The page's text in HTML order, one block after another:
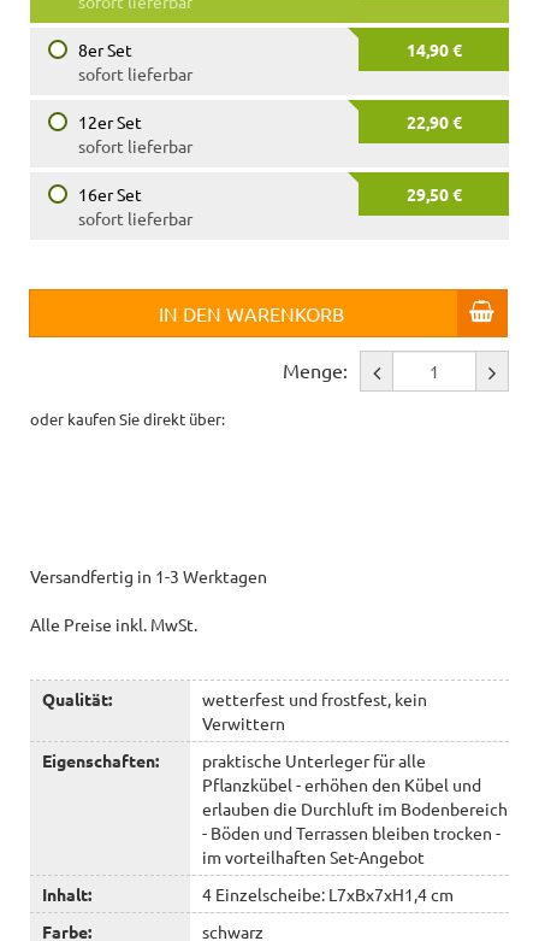
8er Set
14,90 €
sofort lieferbar
12er Set
22,90 €
sofort lieferbar
16er Set
29,50 €
sofort lieferbar
IN DEN WARENKORB
Menge:
oder kaufen Sie direkt über:
Versandfertig in 1-3 Werktagen
Alle Preise inkl. MwSt.
Qualität:
wetterfest und frostfest, kein
Verwittern
Eigenschaften:
praktische Unterleger für alle
Pflanzkübel - erhöhen den Kübel und
erlauben die Durchluft im Bodenbereich
- Böden und Terrassen bleiben trocken -
im vorteilhaften Set-Angebot
Inhalt:
4 Einzelscheibe: L7xBx7xH1,4 cm
Farbe:
schwarz